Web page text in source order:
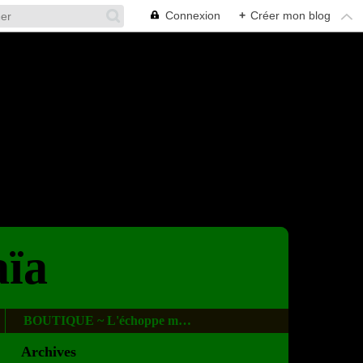
Connexion + Créer mon blog
BOUTIQUE ~ L'échoppe magique
Archives